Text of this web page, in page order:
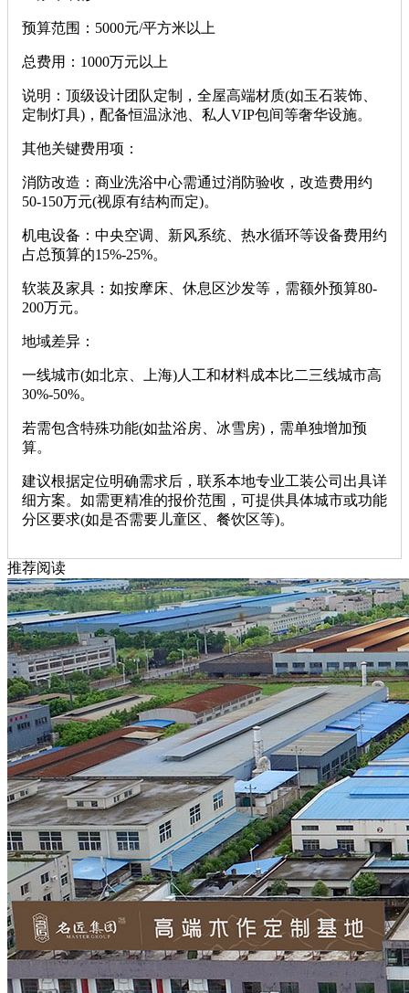
‌预算范围‌：5000元/平方米以上
‌总费用‌：1000万元以上
‌说明‌：顶级设计团队定制，全屋高端材质(如玉石装饰、
定制灯具)，配备恒温泳池、私人VIP包间等奢华设施。
‌其他关键费用项‌：
‌消防改造‌：商业洗浴中心需通过消防验收，改造费用约
50-150万元(视原有结构而定)。
‌机电设备‌：中央空调、新风系统、热水循环等设备费用约
占总预算的15%-25%。
‌软装及家具‌：如按摩床、休息区沙发等，需额外预算80-
200万元。
‌地域差异‌：
一线城市(如北京、上海)人工和材料成本比二三线城市高
30%-50%。
若需包含特殊功能(如盐浴房、冰雪房)，需单独增加预
算。
建议根据定位明确需求后，联系本地专业工装公司出具详
细方案。如需更精准的报价范围，可提供具体城市或功能
分区要求(如是否需要儿童区、餐饮区等)。
推荐阅读